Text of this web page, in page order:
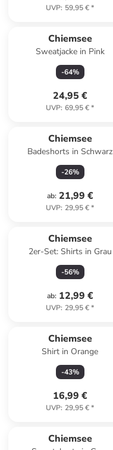
UVP: 59,95 €*
Chiemsee
Sweatjacke in Pink
-64%
24,95 €
UVP: 69,95 €*
Chiemsee
Badeshorts in Schwarz
-26%
ab: 21,99 €
UVP: 29,95 €*
Chiemsee
2er-Set: Shirts in Grau
-56%
ab: 12,99 €
UVP: 29,95 €*
Chiemsee
Shirt in Orange
-43%
16,99 €
UVP: 29,95 €*
Chiemsee